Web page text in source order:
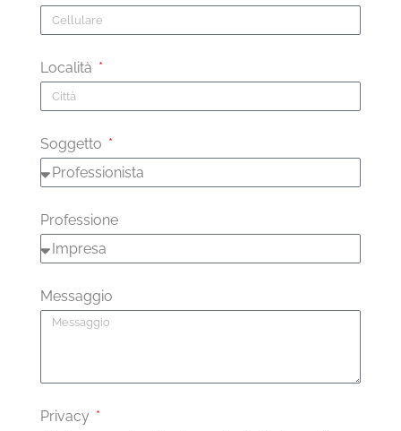
Località
Soggetto
Professione
Messaggio
Privacy